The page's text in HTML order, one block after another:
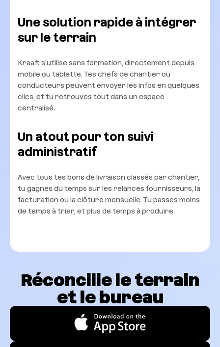
Une solution rapide à intégrer
sur le terrain
Kraaft s’utilise sans formation, directement depuis
mobile ou tablette. Tes chefs de chantier ou
conducteurs peuvent envoyer les infos en quelques
clics, et tu retrouves tout dans un espace
centralisé.
Un atout pour ton suivi
administratif
Avec tous tes bons de livraison classés par chantier,
tu gagnes du temps sur les relances fournisseurs, la
facturation ou la clôture mensuelle. Tu passes moins
de temps à trier, et plus de temps à produire.
Réconcilie le terrain
et le bureau